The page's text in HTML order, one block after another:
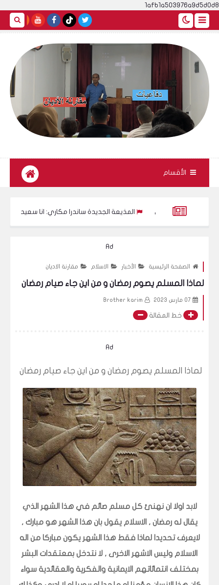
1afb1a503976a9d5d0d8
الأقسام
العراقي المذيعة الجديدة ساندرا مكاري: انا سعيدة جدا
Ad
الصفحة الرئيسية الأخبار الاسلام مقارنة الاديان
لماذا المسلم يصوم رمضان و من اين جاء صيام رمضان
07 مارس 2023 Brother karim
خط المقالة
Ad
لماذا المسلم يصوم رمضان و من اين جاء صيام رمضان
لابد اولا ان نهنئ كل مسلم صائم في هذا الشهر الذي
يقال له رمضان , الاسلام يقول بان هذا الشهر هو مبارك ,
لايعرف تحديدا لماذا فقط هذا الشهر يكون مباركا من اله
الاسلام وليس الاشهر الاخرى , لا نتدخل بمعتقدات البشر
بمختلف انتمائاتهم الايمانية والفكرية والعقائدية سواء